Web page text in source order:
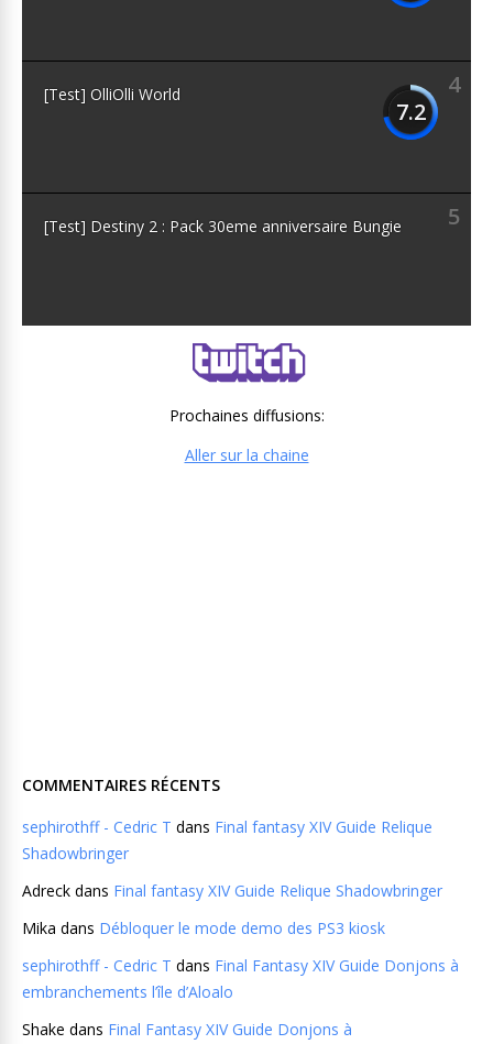
4
7.2
[Test] OlliOlli World
5
[Test] Destiny 2 : Pack 30eme anniversaire Bungie
Prochaines diffusions:
Aller sur la chaine
COMMENTAIRES RÉCENTS
sephirothff - Cedric T dans Final fantasy XIV Guide Relique
Shadowbringer
Adreck dans Final fantasy XIV Guide Relique Shadowbringer
Mika dans Débloquer le mode demo des PS3 kiosk
sephirothff - Cedric T dans Final Fantasy XIV Guide Donjons à
embranchements l’île d’Aloalo
Shake dans Final Fantasy XIV Guide Donjons à